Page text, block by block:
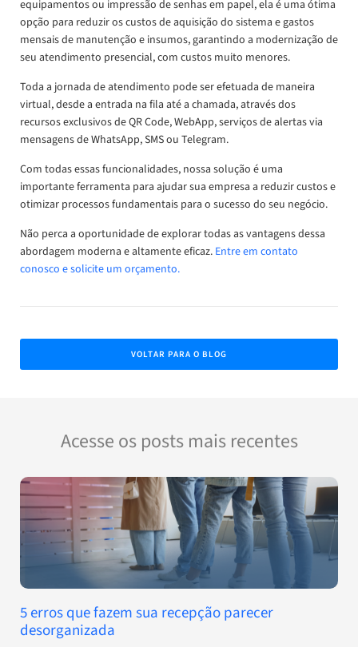
equipamentos ou impressão de senhas em papel, ela é uma ótima
opção para reduzir os custos de aquisição do sistema e gastos
mensais de manutenção e insumos, garantindo a modernização de
seu atendimento presencial, com custos muito menores.
Toda a jornada de atendimento pode ser efetuada de maneira
virtual, desde a entrada na fila até a chamada, através dos
recursos exclusivos de QR Code, WebApp, serviços de alertas via
mensagens de WhatsApp, SMS ou Telegram.
Com todas essas funcionalidades, nossa solução é uma
importante ferramenta para ajudar sua empresa a reduzir custos e
otimizar processos fundamentais para o sucesso do seu negócio.
Não perca a oportunidade de explorar todas as vantagens dessa
abordagem moderna e altamente eficaz. Entre em contato
conosco e solicite um orçamento.
VOLTAR PARA O BLOG
Acesse os posts mais recentes
5 erros que fazem sua recepção parecer
desorganizada